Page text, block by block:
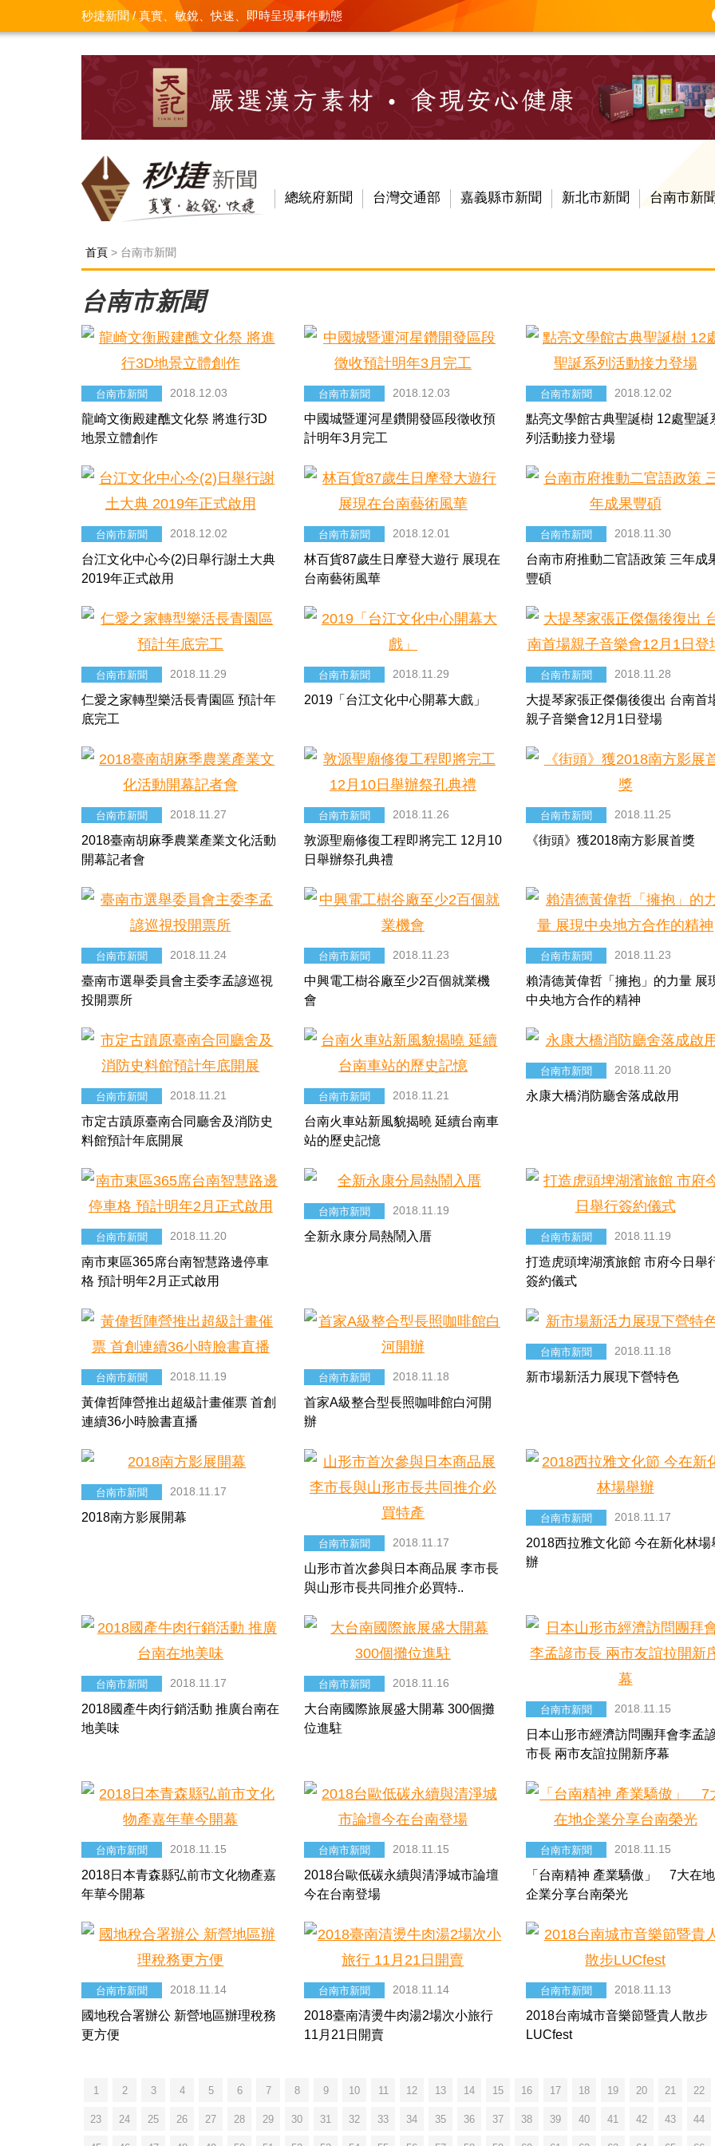
秒捷新聞 / 真實、敏銳、快速、即時呈現事件動態
總統府新聞 台灣交通部 嘉義縣市新聞 新北市新聞 台南市新
首頁 > 台南市新聞
台南市新聞
台南市新聞 2018.12.03
龍崎文衡殿建醮文化祭 將進行3D
地景立體創作
台南市新聞 2018.12.03
中國城暨運河星鑽開發區段徵收預
計明年3月完工
台南市新聞 2018.12.02
點亮文學館古典聖誕樹 12處聖誕
列活動接力登場
台南市新聞 2018.12.02
台江文化中心今(2)日舉行謝土大典
2019年正式啟用
台南市新聞 2018.12.01
林百貨87歲生日摩登大遊行 展現在
台南藝術風華
台南市新聞 2018.11.30
台南市府推動二官語政策 三年成
豐碩
台南市新聞 2018.11.29
仁愛之家轉型樂活長青園區 預計年
底完工
台南市新聞 2018.11.29
2019「台江文化中心開幕大戲」
台南市新聞 2018.11.28
大提琴家張正傑傷後復出 台南首
親子音樂會12月1日登場
台南市新聞 2018.11.27
2018臺南胡麻季農業產業文化活動
開幕記者會
台南市新聞 2018.11.26
敦源聖廟修復工程即將完工 12月10
日舉辦祭孔典禮
台南市新聞 2018.11.25
《街頭》獲2018南方影展首獎
台南市新聞 2018.11.24
臺南市選舉委員會主委李孟諺巡視
投開票所
台南市新聞 2018.11.23
中興電工樹谷廠至少2百個就業機
會
台南市新聞 2018.11.23
賴清德黃偉哲「擁抱」的力量 展
中央地方合作的精神
台南市新聞 2018.11.21
市定古蹟原臺南合同廳舍及消防史
料館預計年底開展
台南市新聞 2018.11.21
台南火車站新風貌揭曉 延續台南車
站的歷史記憶
台南市新聞 2018.11.20
永康大橋消防廳舍落成啟用
台南市新聞 2018.11.20
南市東區365席台南智慧路邊停車
格 預計明年2月正式啟用
台南市新聞 2018.11.19
全新永康分局熱鬧入厝 台南市新聞 2018.11.19
打造虎頭埤湖濱旅館 市府今日舉
簽約儀式
台南市新聞 2018.11.19
黃偉哲陣營推出超級計畫催票 首創
連續36小時臉書直播
台南市新聞 2018.11.18
首家A級整合型長照咖啡館白河開
辦
台南市新聞 2018.11.18
新市場新活力展現下營特色
台南市新聞 2018.11.17
2018南方影展開幕
台南市新聞 2018.11.17
山形市首次參與日本商品展 李市長
與山形市長共同推介必買特..
台南市新聞 2018.11.17
2018西拉雅文化節 今在新化林場
辦
台南市新聞 2018.11.17
2018國產牛肉行銷活動 推廣台南在
地美味
台南市新聞 2018.11.16
大台南國際旅展盛大開幕 300個攤
位進駐
台南市新聞 2018.11.15
日本山形市經濟訪問團拜會李孟
市長 兩市友誼拉開新序幕
台南市新聞 2018.11.15
2018日本青森縣弘前市文化物產嘉
年華今開幕
台南市新聞 2018.11.15
2018台歐低碳永續與清淨城市論壇
今在台南登場
台南市新聞 2018.11.15
「台南精神 產業驕傲」 7大在地
企業分享台南榮光
台南市新聞 2018.11.14
國地稅合署辦公 新營地區辦理稅務
更方便
台南市新聞 2018.11.14
2018臺南清燙牛肉湯2場次小旅行
11月21日開賣
台南市新聞 2018.11.13
2018台南城市音樂節暨貴人散步
LUCfest
1 2 3 4 5 6 7 8 9 10 11 12 13 14 15 16 17 18 19 20 21 22
23 24 25 26 27 28 29 30 31 32 33 34 35 36 37 38 39 40 41 42 43 44